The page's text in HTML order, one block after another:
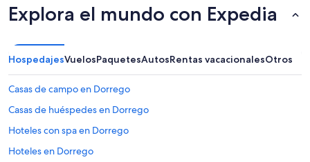
Explora el mundo con Expedia
HospedajesVuelosPaquetesAutosRentas vacacionalesOtros
Casas de campo en Dorrego
Casas de huéspedes en Dorrego
Hoteles con spa en Dorrego
Hoteles en Dorrego